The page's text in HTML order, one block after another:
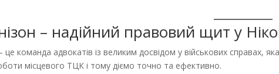
– надійний правовий щит у
команда адвокатів із великим досвідом у військових справах,
місцевого ТЦК і тому діємо точно та ефективно.